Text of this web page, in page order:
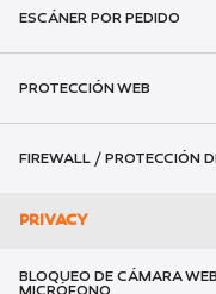
ESCÁNER POR PEDIDO
PROTECCIÓN WEB
FIREWALL / PROTECCIÓN
PRIVACY
BLOQUEO DE CÁMARA